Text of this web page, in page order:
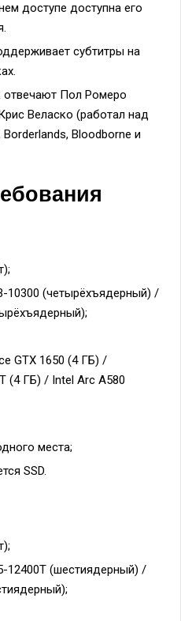
доступе доступна его
субтитры на
отвечают Пол Ромеро
Веласко (работал над
Bloodborne и
10300 (четырёхъядерный) /
GTX 1650 (4 ГБ) /
(4 ГБ) / Intel Arc A580
места;
SSD.
12400T (шестиядерный) /